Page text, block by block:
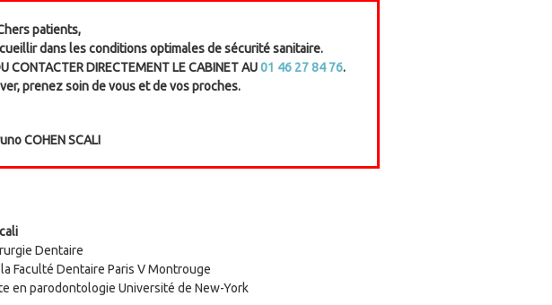
patients,
dans les conditions optimales de sécurité sanitaire.
CONTACTER DIRECTEMENT LE CABINET AU01 46 27 84 76.
prenez soin de vous et de vos proches.
COHEN SCALI
Dentaire
Faculté Dentaire Paris V Montrouge
en parodontologie Université de New-York